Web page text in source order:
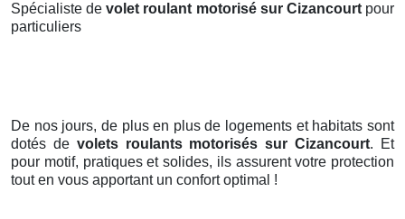
Spécialiste devolet roulant motorisé sur Cizancourt pour
particuliers
De nos jours, de plus en plus de logements et habitats sont
dotés de volets roulants motorisés sur Cizancourt. Et
pour motif, pratiques et solides, ils assurent votre protection
tout en vous apportant un confort optimal !